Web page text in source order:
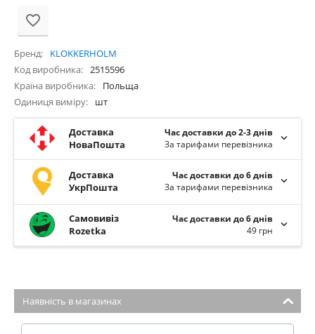
Бренд
KLOKKERHOLM
Код виробника
2515596
Країна виробника
Польща
Одиниця виміру
шт
Доставка
НоваПошта
Час доставки до 2-3 днів
За тарифами перевізника
Доставка
УкрПошта
Час доставки до 6 днів
За тарифами перевізника
Самовивіз
Rozetka
Час доставки до 6 днів
49 грн
Наявність в магазинах